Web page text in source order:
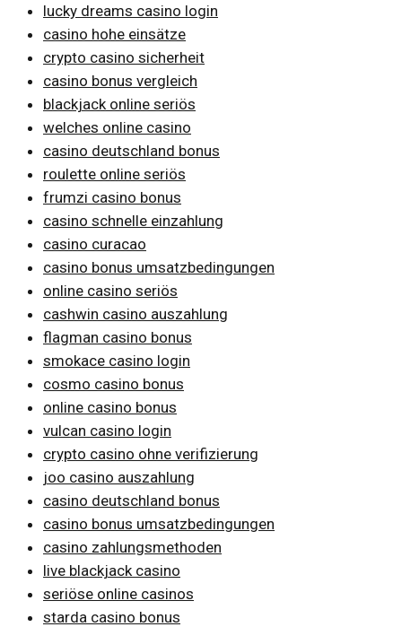
lucky dreams casino login
casino hohe einsätze
crypto casino sicherheit
casino bonus vergleich
blackjack online seriös
welches online casino
casino deutschland bonus
roulette online seriös
frumzi casino bonus
casino schnelle einzahlung
casino curacao
casino bonus umsatzbedingungen
online casino seriös
cashwin casino auszahlung
flagman casino bonus
smokace casino login
cosmo casino bonus
online casino bonus
vulcan casino login
crypto casino ohne verifizierung
joo casino auszahlung
casino deutschland bonus
casino bonus umsatzbedingungen
casino zahlungsmethoden
live blackjack casino
seriöse online casinos
starda casino bonus